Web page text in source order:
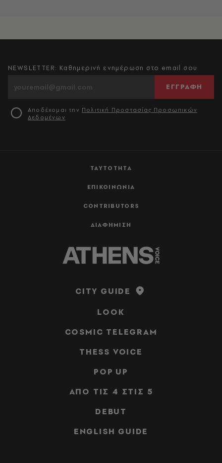
ΤΑΥΤΟΤΗΤΑ
ΕΠΙΚΟΙΝΩΝΙΑ
CONTRIBUTORS
ΔΙΑΦΗΜΙΣΗ
NEWSLETTER: Καθημερινή ενημέρωση στο email σου
ΕΓΓΡΑΦΗ
Αποδέχομαι την Πολιτική Προστασίας Προσωπικών
Δεδομένων
CITY GUIDE
LOOK
COSMIC TELEGRAM
THESS VOICE
POP UP
ΑΠΟ ΤΙΣ 4 ΣΤΙΣ 5
DEBUT
ENGLISH GUIDE